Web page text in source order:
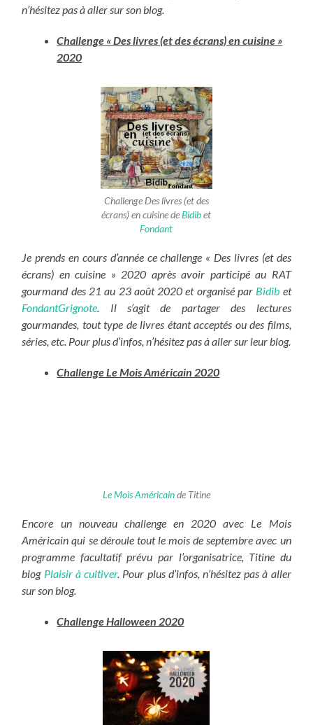
n’hésitez pas à aller sur son blog.
Challenge « Des livres (et des écrans) en cuisine »
2020
Challenge Des livres (et des
écrans) en cuisine deBidibet
Fondant
Je prends en cours d’année ce challenge « Des livres (et des
écrans) en cuisine » 2020 après avoir participé au RAT
gourmand des 21 au 23 août 2020 et organisé par Bidib et
FondantGrignote. Il s’agit de partager des lectures
gourmandes, tout type de livres étant acceptés ou des films,
séries, etc. Pour plus d’infos, n’hésitez pas à aller sur leur blog.
Challenge Le Mois Américain 2020
Le Mois Américainde Titine
Encore un nouveau challenge en 2020 avec Le Mois
Américain qui se déroule tout le mois de septembre avec un
programme facultatif prévu par l’organisatrice, Titine du
blog Plaisir à cultiver. Pour plus d’infos, n’hésitez pas à aller
sur son blog.
Challenge Halloween 2020